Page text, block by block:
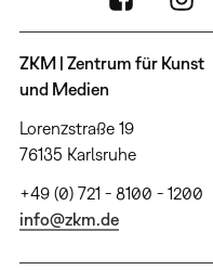
ZKM | Zentrum für Kunst
und Medien
Lorenzstraße 19
76135 Karlsruhe
+49 (0) 721 - 8100 - 1200
info@zkm.de